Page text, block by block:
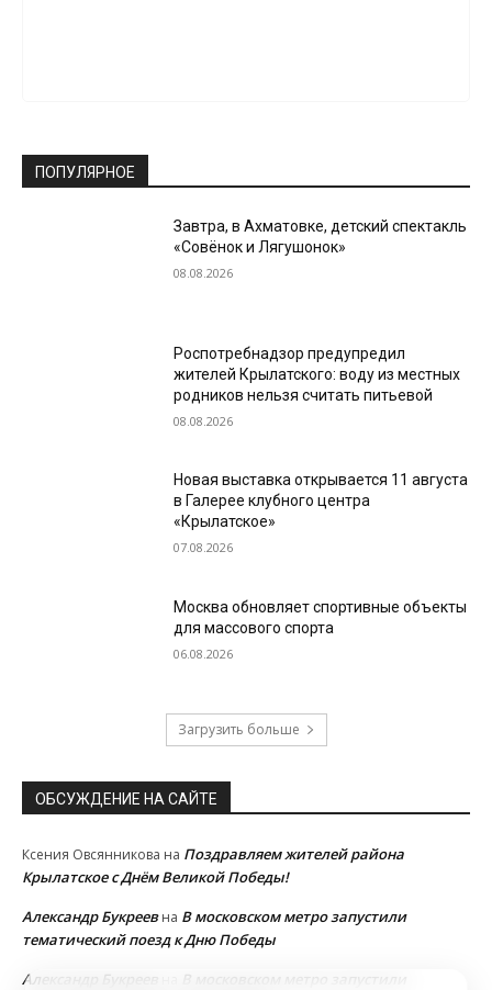
ПОПУЛЯРНОЕ
Завтра, в Ахматовке, детский спектакль
«Совёнок и Лягушонок»
08.08.2026
Роспотребнадзор предупредил
жителей Крылатского: воду из местных
родников нельзя считать питьевой
08.08.2026
Новая выставка открывается 11 августа
в Галерее клубного центра
«Крылатское»
07.08.2026
Москва обновляет спортивные объекты
для массового спорта
06.08.2026
Загрузить больше
ОБСУЖДЕНИЕ НА САЙТЕ
Ксения Овсянникова на Поздравляем жителей района
Крылатское с Днём Великой Победы!
Александр Букреевна В московском метро запустили
тематический поезд к Дню Победы
Александр Букреев
В московском метро запустили